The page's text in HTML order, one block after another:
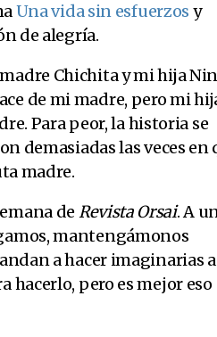
Una vida sin esfuerzos y
de alegría.
Chichita y mi hija
de mi madre, pero mi
Para peor, la historia se
demasiadas las veces en
madre.
de Revista Orsai. A
mantengámonos
a hacer imaginarias
hacerlo, pero es mejor eso